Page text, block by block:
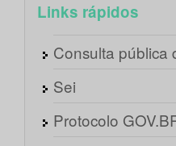
Links rápidos
Consulta pública
Sei
Protocolo